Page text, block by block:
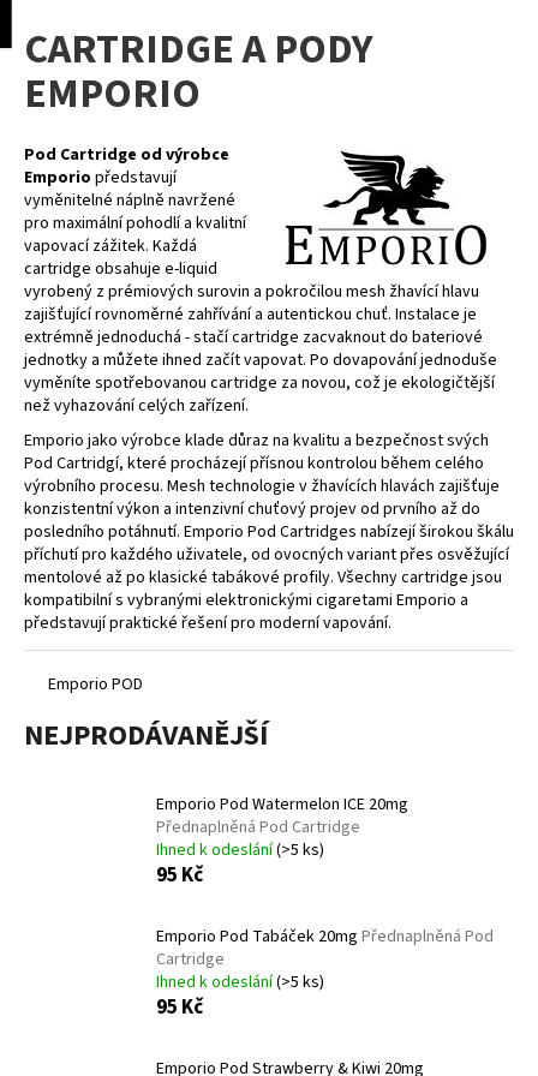
Přejít
obsah
CARTRIDGE A PODY
EMPORIO
Pod Cartridge od výrobce
Emporio představují
vyměnitelné náplně navržené
pro maximální pohodlí a kvalitní
vapovací zážitek. Každá
cartridge obsahuje e-liquid
vyrobený z prémiových surovin a pokročilou mesh žhavící hlavu
zajišťující rovnoměrné zahřívání a autentickou chuť. Instalace je
extrémně jednoduchá - stačí cartridge zacvaknout do bateriové
jednotky a můžete ihned začít vapovat. Po dovapování jednoduše
vyměníte spotřebovanou cartridge za novou, což je ekologičtější
než vyhazování celých zařízení.
Emporio jako výrobce klade důraz na kvalitu a bezpečnost svých
Pod Cartridgí, které procházejí přísnou kontrolou během celého
výrobního procesu. Mesh technologie v žhavících hlavách zajišťuje
konzistentní výkon a intenzivní chuťový projev od prvního až do
posledního potáhnutí. Emporio Pod Cartridges nabízejí širokou škálu
příchutí pro každého uživatele, od ovocných variant přes osvěžující
mentolové až po klasické tabákové profily. Všechny cartridge jsou
kompatibilní s vybranými elektronickými cigaretami Emporio a
představují praktické řešení pro moderní vapování.
Emporio POD
NEJPRODÁVANĚJŠÍ
Emporio Pod Watermelon ICE 20mg
Přednaplněná Pod Cartridge
Ihned k odeslání(>5 ks)
95 Kč
Emporio Pod Tabáček 20mg Přednaplněná Pod
Cartridge
Ihned k odeslání(>5 ks)
95 Kč
Emporio Pod Strawberry & Kiwi 20mg
o Zpět
Zpět
o
p
o
t
ř
e
b
u
j
e
t
e
n
a
j
í
t
HLEDAT